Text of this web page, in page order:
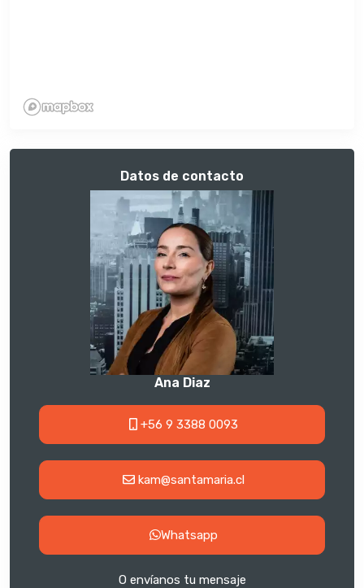
Datos de contacto
Ana Diaz
+56 9 3388 0093
kam@santamaria.cl
Whatsapp
O envíanos tu mensaje